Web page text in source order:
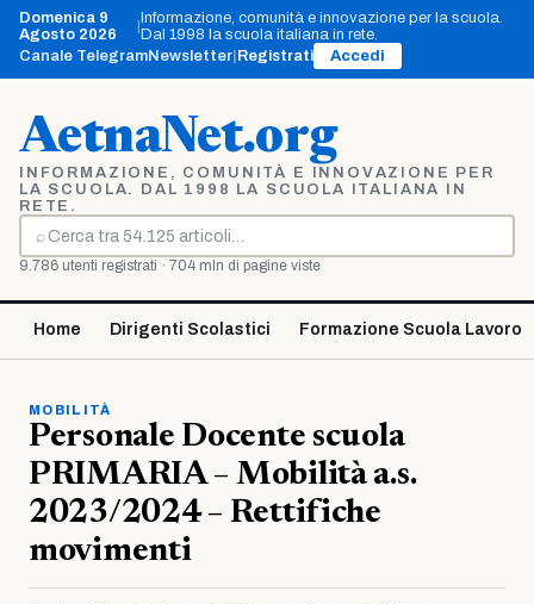
Vai
contenuto
Domenica 9
Agosto 2026
|Informazione, comunità e innovazione per la scuola.
Dal 1998 la scuola italiana in rete.
Canale TelegramNewsletter Registrati Accedi
AetnaNet.org
INFORMAZIONE, COMUNITÀ E INNOVAZIONE PER
LA SCUOLA. DAL 1998 LA SCUOLA ITALIANA IN
RETE.
⌕
Cerca
9.786 utenti registrati · 704 mln di pagine viste
Home Dirigenti Scolastici Formazione Scuola Lavoro
MOBILITÀ
Personale Docente scuola
PRIMARIA – Mobilità a.s.
2023/2024 – Rettifiche
movimenti